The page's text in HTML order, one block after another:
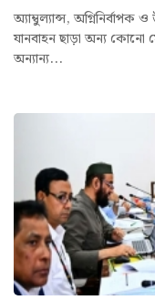
অ্যাম্বুল্যান্স, অগ্নিনির্বাপক
যানবাহন ছাড়া অন্য কোনো
অন্যান্য...